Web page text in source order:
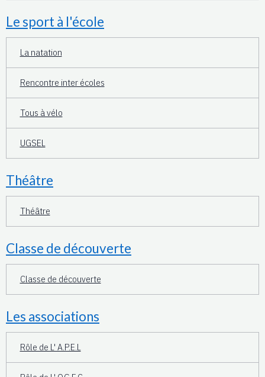
Le sport à l'école
La natation
Rencontre inter écoles
Tous à vélo
UGSEL
Théâtre
Théâtre
Classe de découverte
Classe de découverte
Les associations
Rôle de L' A.P.E.L